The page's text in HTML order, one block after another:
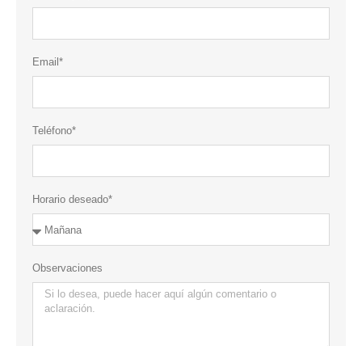
Email*
Teléfono*
Horario deseado*
Observaciones